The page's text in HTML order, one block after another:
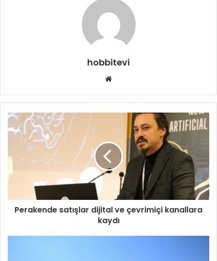
hobbitevi
Web
Perakende satışlar dijital ve çevrimiçi kanallara
kaydı